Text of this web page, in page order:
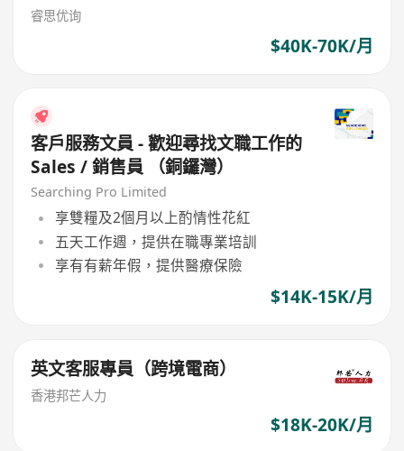
睿思优询
$40K-70K/月
客戶服務文員 - 歡迎尋找文職工作的
Sales / 銷售員 （銅鑼灣）
Searching Pro Limited
享雙糧及2個月以上酌情性花紅
五天工作週，提供在職專業培訓
享有有薪年假，提供醫療保險
$14K-15K/月
英文客服專員（跨境電商）
香港邦芒人力
$18K-20K/月